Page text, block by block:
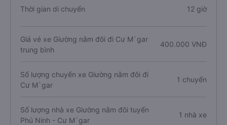
Thời gian di chuyển 12 giờ
Giá vé xe Giường nằm đôi đi Cư M`gar
trung bình
400.000 VNĐ
Số lượng chuyến xe Giường nằm đôi đi
Cư M`gar
1 chuyến
Số lượng nhà xe Giường nằm đôi tuyến
Phú Ninh - Cư M`gar
1 nhà xe